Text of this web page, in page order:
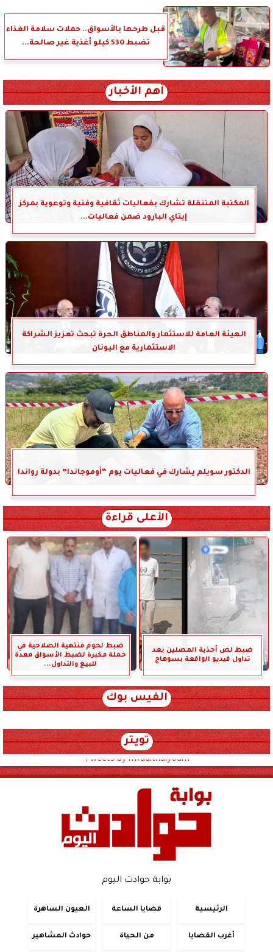
قبل طرحها بالأسواق.. حملات سلامة الغذاء
تضبط 530 كيلو أغذية غير صالحة...
أهم الأخبار
المكتبة المتنقلة تشارك بفعاليات ثقافية وفنية وتوعوية بمركز
إيتاي البارود ضمن فعاليات...
الهيئة العامة للاستثمار والمناطق الحرة تبحث تعزيز الشراكة
الاستثمارية مع اليونان
الدكتور سويلم يشارك في فعاليات يوم “أوموجاندا” بدولة رواندا
الأعلى قراءة
ضبط لص أحذية المصلين بعد
تداول فيديو الواقعة بسوهاج
ضبط لحوم منتهية الصلاحية في
حملة مكبرة لضبط الأسواق معدة
للبيع والتداول...
الفيس بوك
تويتر
Tweets by hwadithalyoum
بوابة حوادث اليوم
الرئيسية قضايا الساعة العيون الساهرة
أغرب القضايا من الحياة حوادث المشاهير